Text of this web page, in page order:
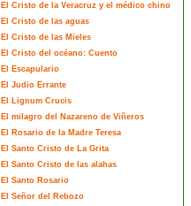
El Cristo de la Veracruz y el médico chino
El Cristo de las aguas
El Cristo de las Mieles
El Cristo del océano: Cuento
El Escapulario
El Judio Errante
El Lignum Crucis
El milagro del Nazareno de Viñeros
El Rosario de la Madre Teresa
El Santo Cristo de La Grita
El Santo Cristo de las alahas
El Santo Rosario
El Señor del Rebozo